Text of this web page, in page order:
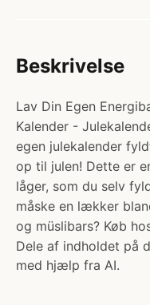
Beskrivelse
Lav Din Egen
Kalender -
egen julekalender
op til julen! Dette er
låger, som du selv
måske en lækker
og müslibars? Køb
Dele af indholdet på
med hjælp fra AI.